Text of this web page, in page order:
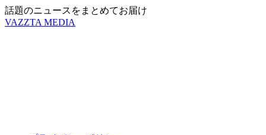
話題のニュースをまとめてお届け
VAZZTA MEDIA